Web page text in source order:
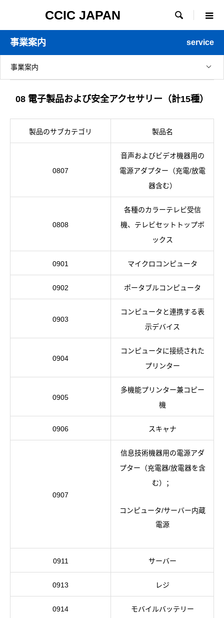
CCIC JAPAN 
事業案内 service
事業案内
08 電子製品および安全アクセサリー（計15種）
製品のサブカテゴリ 製品名
0807
音声およびビデオ機器用の
電源アダプター（充電/放電
器含む）
0808
各種のカラーテレビ受信
機、テレビセットトップボ
ックス
0901 マイクロコンピュータ
0902 ポータブルコンピュータ
0903
コンピュータと連携する表
示デバイス
0904
コンピュータに接続された
プリンター
0905
多機能プリンター兼コピー
機
0906 スキャナ
0907
信息技術機器用の電源アダ
プター（充電器/放電器を含
む）；
コンピュータ/サーバー内蔵
電源
0911 サーバー
0913 レジ
0914 モバイルバッテリー